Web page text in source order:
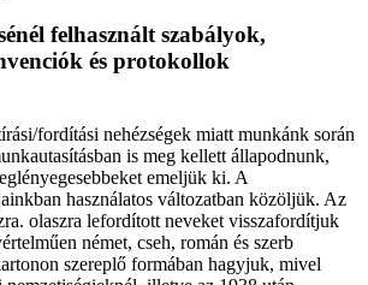
felhasznált szabályok,
és protokollok
fordítási nehézségek miatt munkánk során
is meg kellett állapodnunk,
emeljük ki. A
használatos változatban közöljük. Az
olaszra lefordított neveket visszafordítjuk
német, cseh, román és szerb
szereplő formában hagyjuk, mivel